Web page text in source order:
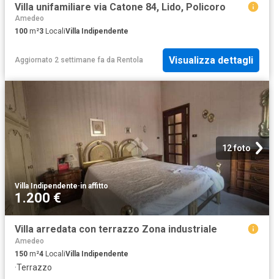
Villa unifamiliare via Catone 84, Lido, Policoro
Amedeo
100 m²3 LocaliVilla Indipendente
Aggiornato 2 settimane fa da Rentola Visualizza dettagli
12 foto
Villa Indipendente·in affitto
1.200 €
Villa arredata con terrazzo Zona industriale
Amedeo
150 m²4 LocaliVilla Indipendente
·Terrazzo